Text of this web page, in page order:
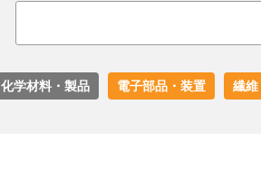
化学材料・製品 電子部品・装置 繊維